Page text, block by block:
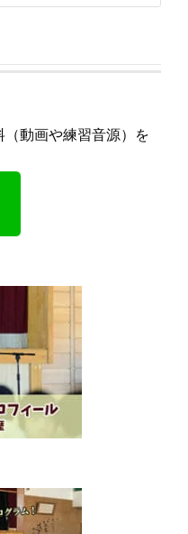
動画や練習音源）を